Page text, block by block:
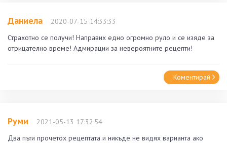
Даниела
2020-07-15 14:33:33
Страхотно се получи! Направих едно огромно руло и се изяде за
отрицателно време! Адмирации за невероятните рецепти!
Коментирай
Руми
2021-05-13 17:32:54
Два пъти прочетох рецептата и никъде не видях варианта ако